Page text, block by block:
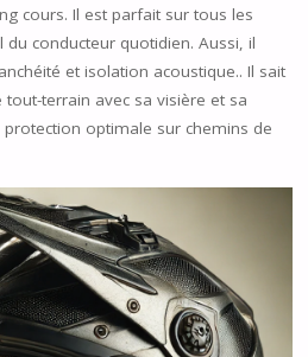
cours. Il est parfait sur tous les
du conducteur quotidien. Aussi, il
et isolation acoustique.. Il sait
terrain avec sa visière et sa
optimale sur chemins de